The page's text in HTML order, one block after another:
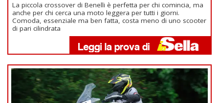
La piccola crossover di Benelli è perfetta per chi comincia, ma
anche per chi cerca una moto leggera per tutti i giorni.
Comoda, essenziale ma ben fatta, costa meno di uno scooter
di pari cilindrata